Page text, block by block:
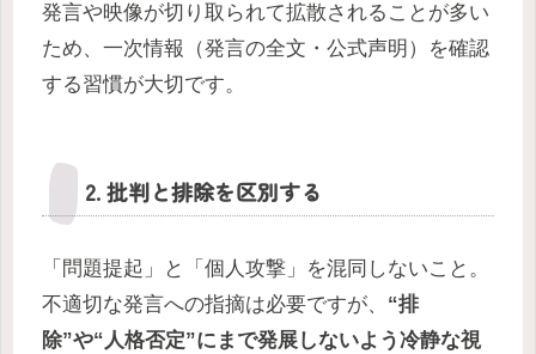
発言や映像が切り取られて拡散されることが多い
ため、一次情報（発言の全文・公式声明）を確認
する習慣が大切です。
2. 批判と排除を区別する
「問題提起」と「個人攻撃」を混同しないこと。
不適切な発言への指摘は必要ですが、 “排
除”や“人格否定”にまで発展しないよう冷静な視